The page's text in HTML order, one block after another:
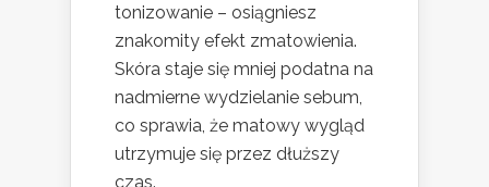
tonizowanie – osiągniesz
znakomity efekt zmatowienia.
Skóra staje się mniej podatna na
nadmierne wydzielanie sebum,
co sprawia, że matowy wygląd
utrzymuje się przez dłuższy
czas.